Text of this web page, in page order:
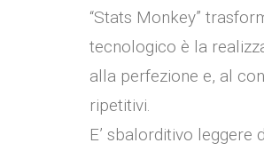
“Stats Monkey”
tecnologico è la
alla perfezione e, al
ripetitivi.
E’ sbalorditivo leggere